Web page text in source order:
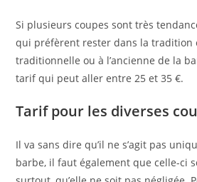
Si plusieurs coupes sont très
qui préfèrent rester dans la tradition
traditionnelle ou à l’ancienne de la
tarif qui peut aller entre 25 et 35 €.
Tarif pour les diverses
Il va sans dire qu’il ne s’agit pas
barbe, il faut également que celle-ci